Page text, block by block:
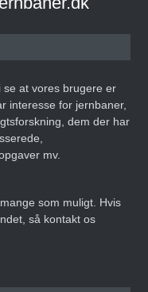
Det nye digitale
27. september 2025
jubilæum med
14. juni 2025
se at vores brugere er
interesse for jernbaner,
dem der har
mv.
som muligt. Hvis
så kontakt os